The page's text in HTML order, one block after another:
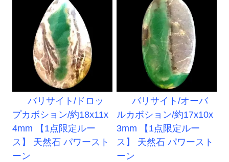
バリサイト/ドロッ
プカボション/約18x11x
4mm 【1点限定ルー
ス】 天然石 パワースト
ーン
バリサイト/オーバ
ルカボション/約17x10x
3mm 【1点限定ルー
ス】 天然石 パワースト
ーン